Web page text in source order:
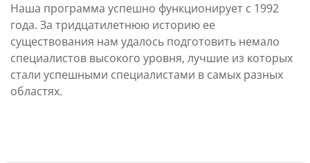
Наша программа успешно функционирует с 1992
года. За тридцатилетнюю историю ее
существования нам удалось подготовить немало
специалистов высокого уровня, лучшие из которых
стали успешными специалистами в самых разных
областях.